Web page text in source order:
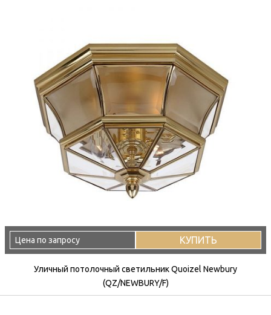
Цена по запросу КУПИТЬ
Уличный потолочный светильник Quoizel Newbury
(QZ/NEWBURY/F)